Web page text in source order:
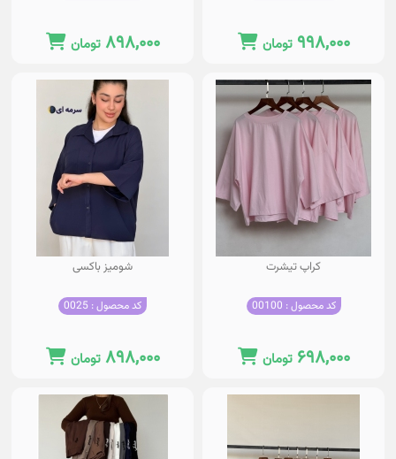
۹۹۸,۰۰۰ تومان ۸۹۸,۰۰۰ تومان
کراپ تیشرت
کد محصول : 00100
۶۹۸,۰۰۰ تومان
شومیز باکسی
کد محصول : 0025
۸۹۸,۰۰۰ تومان